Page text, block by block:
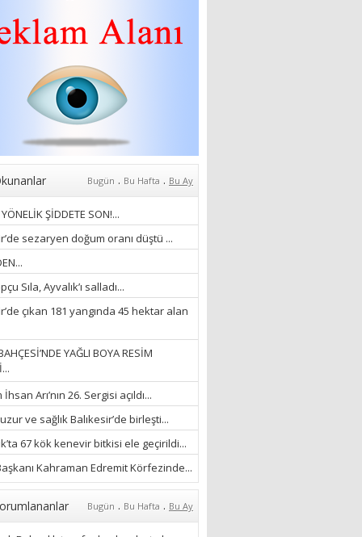
26/07/2022
Sibel Atam
“18 Mart Çanakkale
Zaferi” Denildiğinde Ne
Anlıyoruz?
Aleyna Gürsoy
“GELİŞ VE GİDİŞLERİN
ARASINDA...”
07/04/2026
Fatma Zehra Köseley
MUSTAFA KEMALİN
KAĞNISI
07/04/2026
Mehmet Çağ
“BEDEN VE RUH
BÜTÜNLÜĞÜ...”
18/03/2023
İlknur Solmaz Çoban
“DOĞANIN GÜLEÇ
YAĞMURLARINI
ÖZLERKEN…”
23/11/2025
“Ne çok şey oldu
Bugün . Bu Hafta . Bu Ay
ŞİDDETE SON!...
sezaryen doğum oranı düştü ...
Sıla, Ayvalık’ı salladı...
çıkan 181 yangında 45 hektar alan
YAĞLI BOYA RESİM
Arı’nın 26. Sergisi açıldı...
ve sağlık Balıkesir’de birleşti...
67 kök kenevir bitkisi ele geçirildi...
Kahraman Edremit Körfezinde...
Bugün . Bu Hafta . Bu Ay